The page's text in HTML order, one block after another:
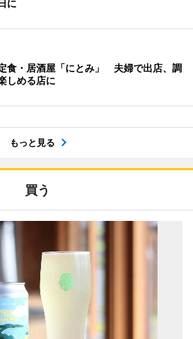
に
食・居酒屋「にとみ」 夫婦で出店、調
しめる店に
もっと見る
買う